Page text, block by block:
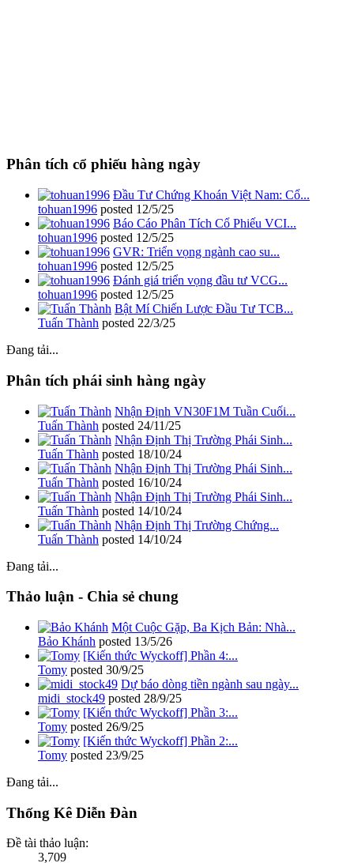
Phân tích cổ phiếu hàng ngày
Đầu Tư Chứng Khoán Việt Nam: Cổ...
tohuan1996 posted 12/5/25
Báo Cáo Phân Tích Cổ Phiếu VCI...
tohuan1996 posted 12/5/25
GVR: Triển vọng ngành cao su...
tohuan1996 posted 12/5/25
Đánh giá triển vọng đầu tư VCG...
tohuan1996 posted 12/5/25
Bật Mí Chiến Lược Đầu Tư TCB...
Tuấn Thành posted 22/3/25
Đang tải...
Phân tích phái sinh hàng ngày
Nhận Định VN30F1M Tuần Cuối...
Tuấn Thành posted 24/11/25
Nhận Định Thị Trường Phái Sinh...
Tuấn Thành posted 18/10/24
Nhận Định Thị Trường Phái Sinh...
Tuấn Thành posted 16/10/24
Nhận Định Thị Trường Phái Sinh...
Tuấn Thành posted 14/10/24
Nhận Định Thị Trường Chứng...
Tuấn Thành posted 14/10/24
Đang tải...
Thảo luận - Chia sẻ chung
Một Cuộc Gặp, Ba Kịch Bản: Nhà...
Bảo Khánh posted 13/5/26
[Kiến thức Wyckoff] Phần 4:...
Tomy posted 30/9/25
Dự báo dòng tiền ngành sau ngày...
midi_stock49 posted 28/9/25
[Kiến thức Wyckoff] Phần 3:...
Tomy posted 26/9/25
[Kiến thức Wyckoff] Phần 2:...
Tomy posted 23/9/25
Đang tải...
Thống Kê Diễn Đàn
Đề tài thảo luận:
3,709